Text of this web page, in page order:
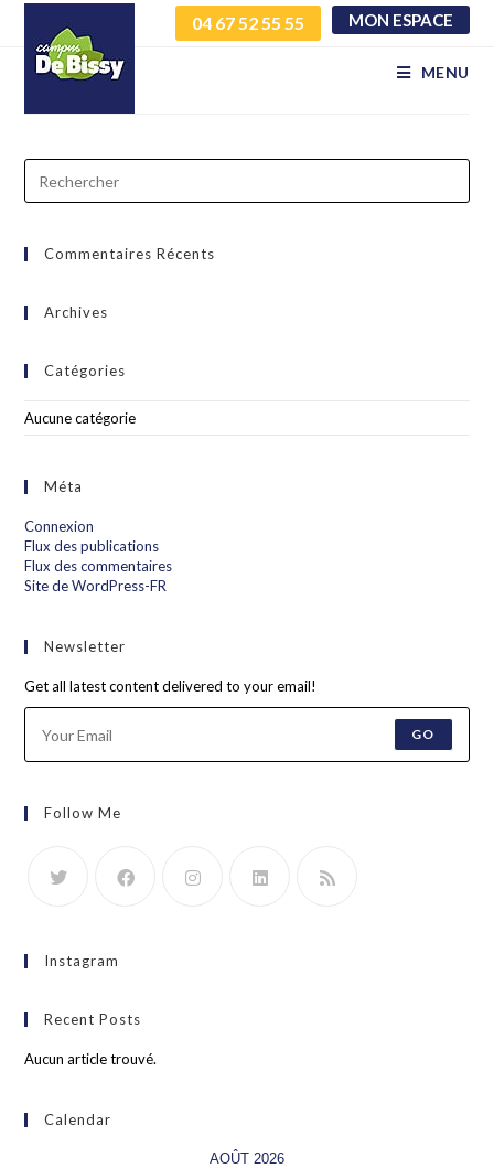
04 67 52 55 55 MON ESPACE
MENU
yhujetotzv qrqwpsnzpo
Commentaires Récents
Archives
Catégories
Aucune catégorie
Méta
Connexion
Flux des publications
Flux des commentaires
Site de WordPress-FR
Newsletter
Get all latest content delivered to your email!
GO
Follow Me
Instagram
Recent Posts
Aucun article trouvé.
Calendar
AOÛT 2026